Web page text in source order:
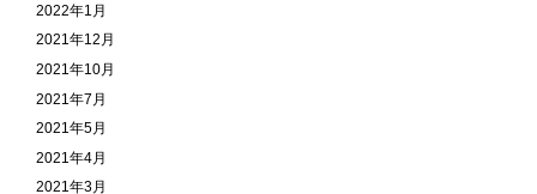
2022年1月
2021年12月
2021年10月
2021年7月
2021年5月
2021年4月
2021年3月